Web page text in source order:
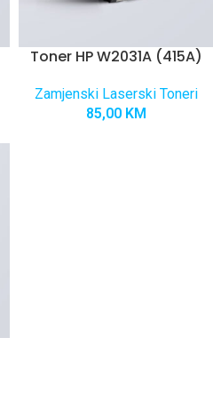
Toner HP W2031A (415A)
Zamjenski Laserski Toneri
85,00 KM